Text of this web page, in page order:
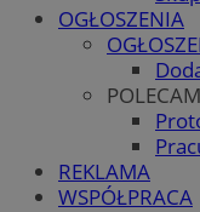
OGŁOSZENIA
REKLAMA
WSPÓŁPRACA